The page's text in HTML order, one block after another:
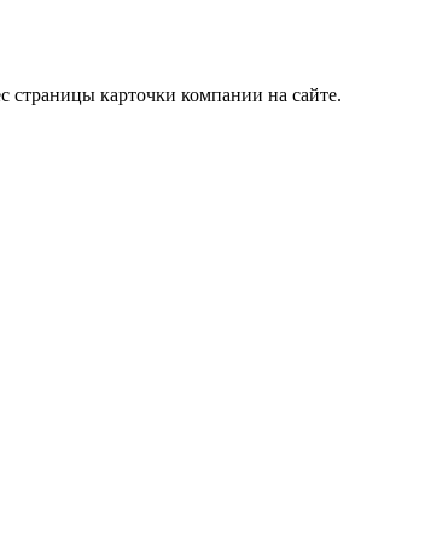
страницы карточки компании на сайте.